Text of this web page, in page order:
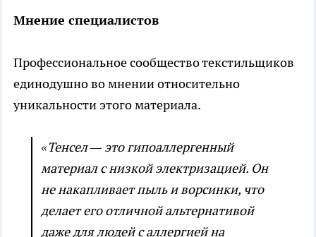
Мнение специалистов
Профессиональное сообщество текстильщиков
единодушно во мнении относительно
уникальности этого материала.
«Тенсел — это гипоаллергенный
материал с низкой электризацией. Он
не накапливает пыль и ворсинки, что
делает его отличной альтернативой
даже для людей с аллергией на